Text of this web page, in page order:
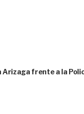
Arizaga frente a la